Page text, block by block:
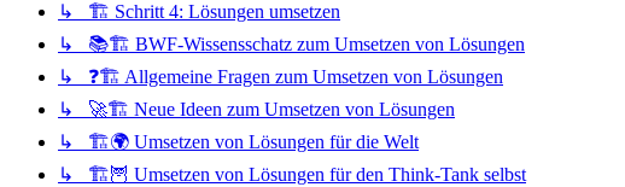
↳ 🏗️ Schritt 4: Lösungen umsetzen
↳ 📚🏗️ BWF-Wissensschatz zum Umsetzen von Lösungen
↳ ❓🏗️ Allgemeine Fragen zum Umsetzen von Lösungen
↳ 🚀🏗️ Neue Ideen zum Umsetzen von Lösungen
↳ 🏗️🌍 Umsetzen von Lösungen für die Welt
↳ 🏗️🦉 Umsetzen von Lösungen für den Think-Tank selbst